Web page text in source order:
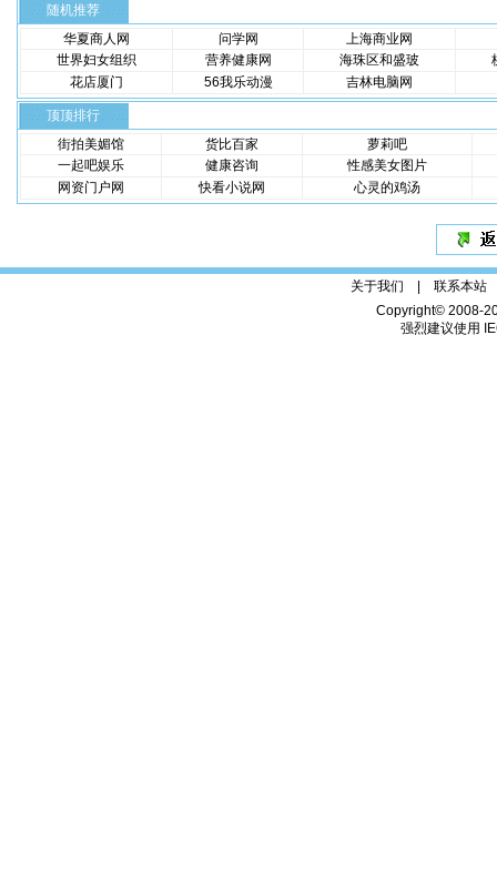
随机推荐
华夏商人网
问学网
上海商业网
世界妇女组织
营养健康网 海珠区和盛玻
花店厦门
56我乐动漫 吉林电脑网
顶顶排行
街拍美媚馆
货比百家
萝莉吧
一起吧娱乐
健康咨询
性感美女图片
网资门户网
快看小说网 心灵的鸡汤
关于我们 | 联系本站
Copyright© 2008-
强烈建议使用